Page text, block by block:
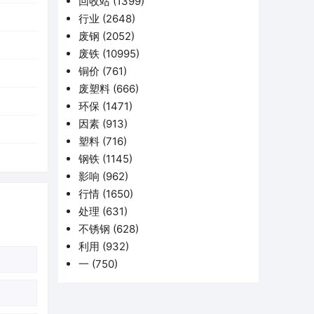
行业 (2648)
废钢 (2052)
废铁 (10995)
铜价 (761)
废塑料 (666)
环保 (1471)
因素 (913)
塑料 (716)
钢铁 (1145)
影响 (962)
行情 (1650)
处理 (631)
不锈钢 (628)
利用 (932)
一 (750)